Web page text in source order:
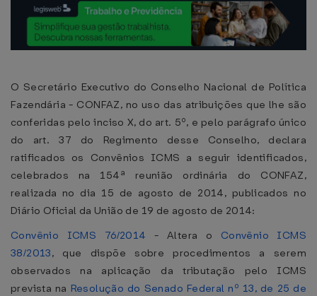
O Secretário Executivo do Conselho Nacional de Política
Fazendária - CONFAZ, no uso das atribuições que lhe são
conferidas pelo inciso X, do art. 5º, e pelo parágrafo único
do art. 37 do Regimento desse Conselho, declara
ratificados os Convênios ICMS a seguir identificados,
celebrados na 154ª reunião ordinária do CONFAZ,
realizada no dia 15 de agosto de 2014, publicados no
Diário Oficial da União de 19 de agosto de 2014:
Convênio ICMS 76/2014 - Altera o Convênio ICMS
38/2013, que dispõe sobre procedimentos a serem
observados na aplicação da tributação pelo ICMS
prevista na Resolução do Senado Federal nº 13, de 25 de